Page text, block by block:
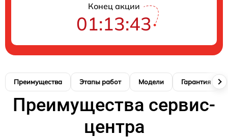
Конец акции
01:13:42
Преимущества Этапы работ Модели Гарантия
Преимущества сервис-
центра